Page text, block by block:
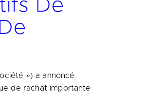
De
») a annoncé
de rachat importante